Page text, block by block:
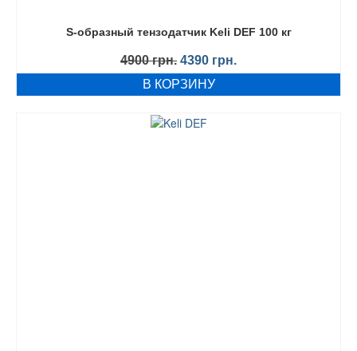
S-образный тензодатчик Keli DEF 100 кг
4900грн. Первоначальная
цена
составляла
4390 грн.
цена:
В КОРЗИНУ